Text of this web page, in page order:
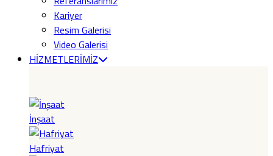
Kariyer
Resim Galerisi
Video Galerisi
HİZMETLERİMİZ
İnşaat
Hafriyat